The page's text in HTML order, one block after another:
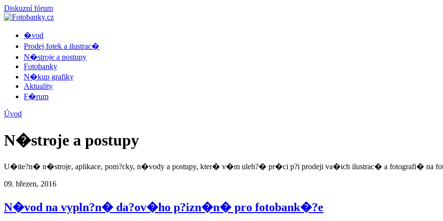
Diskuzní fórum
�vod
Prodej fotek a ilustrac�
N�stroje a postupy
Fotobanky
N�kup grafiky
Aktuality
F�rum
Úvod
N�stroje a postupy
U�ite?n� n�stroje, aplikace, pom?cky, n�vody a postupy, kter� v�m uleh?� pr�ci p?i prodeji va�ich ilustrac� a fotografi� na
09. březen, 2016
N�vod na vypln?n� da?ov�ho p?izn�n� pro fotobank�?e